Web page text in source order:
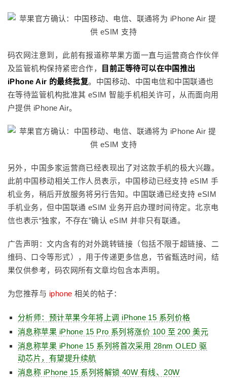
码农网注意到，此前有报道称苹果方面一直与运营商合作伙伴
及监管机构保持紧密合作，
目前正等待可以在中国推出
iPhone Air 的最终批复。中国移动、中国电信和中国联通也
在等待监管机构批准其 eSIM 智能手机相关许可，从而面向用
户提供 iPhone Air。
另外，中国多家运营商已经表现出了对这款手机的极大兴趣。
此前中国移动相关工作人员表示，中国移动已经支持 eSIM 手
机业务，稍后开放服务将另行告知。中国联通已经支持 eSIM
手机业务，但中国联通 eSIM 业务开启办理时间待定。北京电
信也表示“独家，不存在”确认 eSIM 并非只有联通。
广告声明：文内含有的对外跳转链接（包括不限于超链接、二
维码、口令等形式），用于传递更多信息，节省甄选时间，结
果仅供参考，码农网所有文章均包含本声明。
为您推荐与 iphone 相关的帖子：
分析师：预计苹果今年将上调 iPhone 15 系列价格
消息称苹果 iPhone 15 Pro 系列将涨价 100 至 200 美元
消息称苹果 iPhone 15 系列将首次采用 28nm OLED 驱
动芯片，有望提升续航
消息称 iPhone 15 系列将解锁 40W 有线、20W